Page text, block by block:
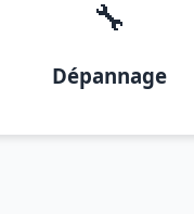
🔧
Dépannage